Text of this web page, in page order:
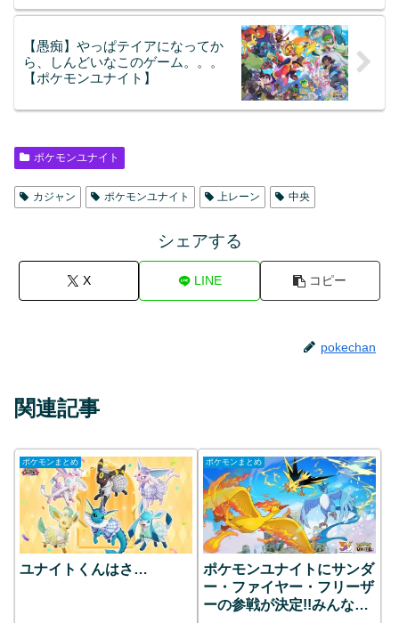
【愚痴】やっぱテイアになってか
ら、しんどいなこのゲーム。。。
【ポケモンユナイト】
ポケモンユナイト
カジャン ポケモンユナイト 上レーン 中央
シェアする
X LINE コピー
pokechan
関連記事
ポケモンまとめ
ユナイトくんはさ…
ポケモンまとめ
ポケモンユナイトにサンダ
ー・ファイヤー・フリーザ
ーの参戦が決定!!みんなの